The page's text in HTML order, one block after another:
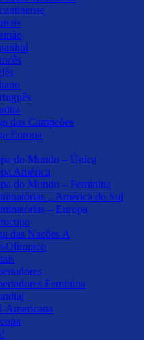
dos Campeões
Europa
do Mundo – Única
América
do Mundo – Feminina
– América do Sul
– Europa
das Nações A
Olímpico
Feminina
Americana